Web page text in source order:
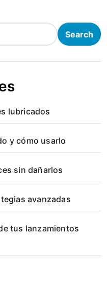
Search
lubricados
y cómo usarlo
sin dañarlos
avanzadas
tus lanzamientos